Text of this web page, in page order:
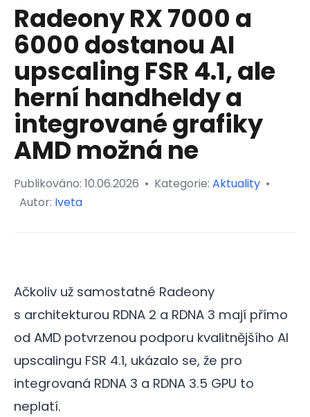
Radeony RX 7000 a
6000 dostanou AI
upscaling FSR 4.1, ale
herní handheldy a
integrované grafiky
AMD možná ne
Publikováno: 10.06.2026 • Kategorie: Aktuality •
Autor: Iveta
Ačkoliv už samostatné Radeony
s architekturou RDNA 2 a RDNA 3 mají přímo
od AMD potvrzenou podporu kvalitnějšího AI
upscalingu FSR 4.1, ukázalo se, že pro
integrovaná RDNA 3 a RDNA 3.5 GPU to
neplatí.